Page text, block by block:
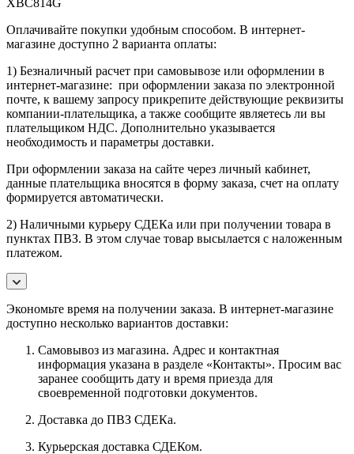
Оплачивайте покупки удобным способом. В интернет-
магазине доступно 2 варианта оплаты:
1) Безналичный расчет при самовывозе или оформлении в
интернет-магазине: при оформлении заказа по электронной
почте, к вашему запросу прикрепите действующие реквизиты
компании-плательщика, а также сообщите являетесь ли вы
плательщиком НДС. Дополнительно указывается
необходимость и параметры доставки.
При оформлении заказа на сайте через личный кабинет,
данные плательщика вносятся в форму заказа, счет на оплату
формируется автоматически.
2) Наличными курьеру СДЕКа или при получении товара в
пунктах ПВЗ. В этом случае товар высылается с наложенным
платежом.
Экономьте время на получении заказа. В интернет-магазине
доступно несколько вариантов доставки:
Самовывоз из магазина. Адрес и контактная
информация указана в разделе «Контакты». Просим вас
заранее сообщить дату и время приезда для
своевременной подготовки документов.
Доставка до ПВЗ СДЕКа.
Курьерская доставка СДЕКом.